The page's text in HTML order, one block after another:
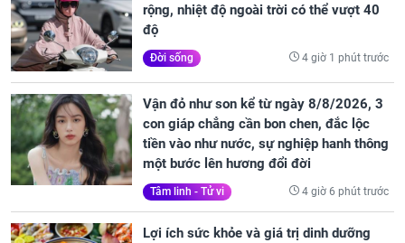
rộng, nhiệt độ ngoài trời có thể vượt 40
độ
Đời sống 4 giờ 1 phút trước
Vận đỏ như son kể từ ngày 8/8/2026, 3
con giáp chẳng cần bon chen, đắc lộc
tiền vào như nước, sự nghiệp hanh thông
một bước lên hương đổi đời
Tâm linh - Tử vi 4 giờ 6 phút trước
Lợi ích sức khỏe và giá trị dinh dưỡng